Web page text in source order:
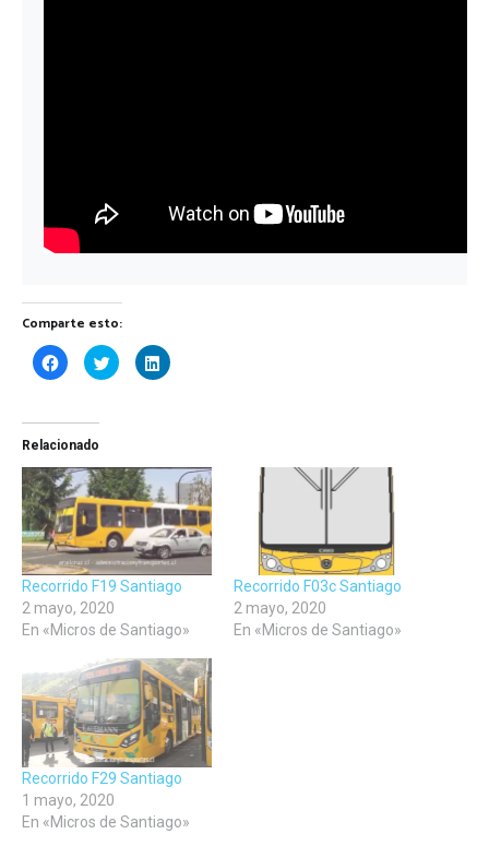
Comparte esto:
Haz
clic
Facebook
abre
en
una
ventana
nueva)
Haz
clic
en
una
ventana
nueva)
Haz
clic
en
una
ventana
nueva)
Relacionado
Recorrido F19 Santiago
2 mayo, 2020
En «Micros de Santiago»
Recorrido F03c Santiago
2 mayo, 2020
En «Micros de Santiago»
Recorrido F29 Santiago
1 mayo, 2020
En «Micros de Santiago»